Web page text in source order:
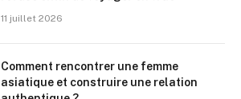
11 juillet 2026
Comment rencontrer une femme
asiatique et construire une relation